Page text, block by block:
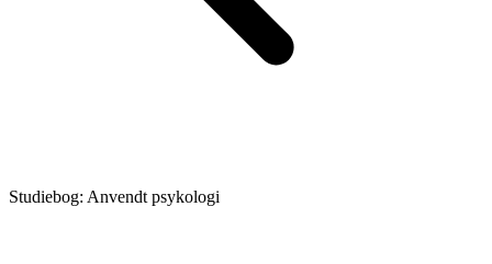
Studiebog: Anvendt psykologi